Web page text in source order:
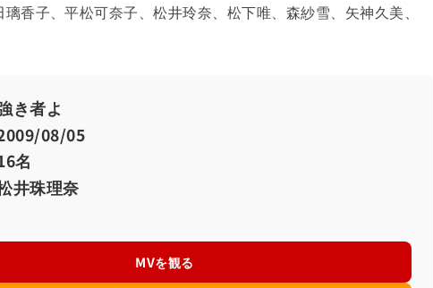
香子、平松可奈子、松井玲奈、松下唯、森紗雪、矢神久美、
き者よ
08/05
名
井珠理奈
MVを観る